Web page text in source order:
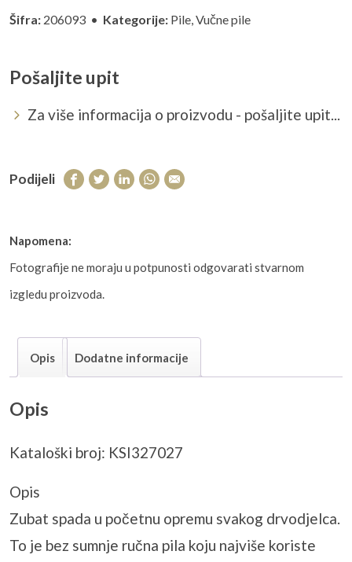
Šifra: 206093 • Kategorije: Pile,Vučne pile
Pošaljite upit
Za više informacija o proizvodu - pošaljite upit...
Podijeli
Napomena:
Fotografije ne moraju u potpunosti odgovarati stvarnom
izgledu proizvoda.
Opis Dodatne informacije
Opis
Kataloški broj: KSI327027
Opis
Zubat spada u početnu opremu svakog drvodjelca.
To je bez sumnje ručna pila koju najviše koriste